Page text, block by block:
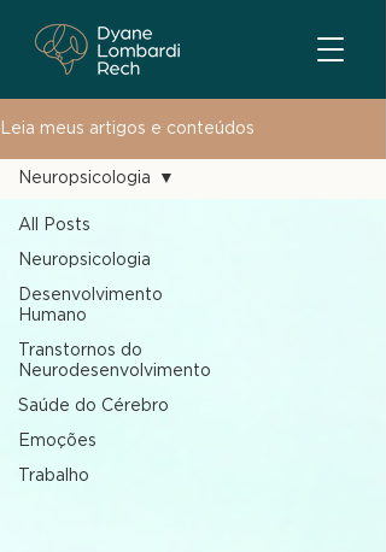
Leia meus artigos e conteúdos
All Posts
Neuropsicologia
Desenvolvimento
Humano
Transtornos do
Neurodesenvolvimento
Saúde do Cérebro
Emoções
Trabalho
Neuropsicologia